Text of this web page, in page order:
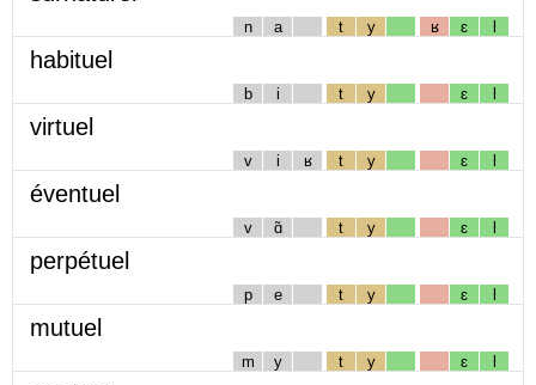
n a t y ʁ ɛ l
habituel
b i t y ɛ l
virtuel
v i ʁ t y ɛ l
éventuel
v ɑ̃ t y ɛ l
perpétuel
p e t y ɛ l
mutuel
m y t y ɛ l